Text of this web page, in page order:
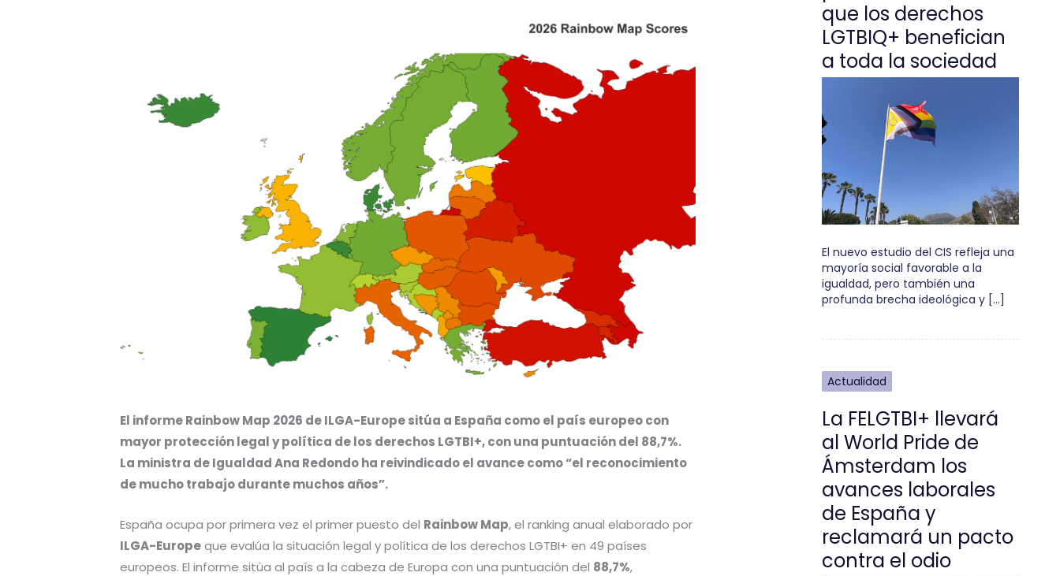
El informe Rainbow Map 2026 de ILGA-Europe sitúa a España como el país europeo con
mayor protección legal y política de los derechos LGTBI+, con una puntuación del 88,7%.
La ministra de Igualdad Ana Redondo ha reivindicado el avance como “el reconocimiento
de mucho trabajo durante muchos años”.
España ocupa por primera vez el primer puesto del Rainbow Map, el ranking anual elaborado por
ILGA-Europeque evalúa la situación legal y política de los derechos LGTBI+ en 49 países
europeos. El informe sitúa al país a la cabeza de Europa con una puntuación del 88,7%,
que los derechos
LGTBIQ+ benefician
a toda la sociedad
El nuevo estudio del CIS refleja una
mayoría social favorable a la
igualdad, pero también una
profunda brecha ideológica y […]
Actualidad
La FELGTBI+ llevará
al World Pride de
Ámsterdam los
avances laborales
de España y
reclamará un pacto
contra el odio